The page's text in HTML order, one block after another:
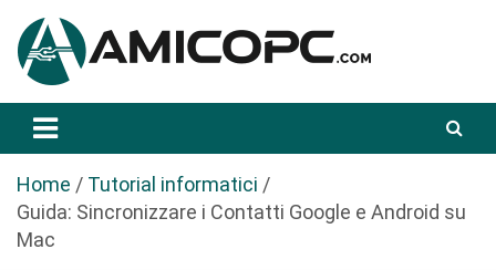
a
Amicopc.com
Home
Tutorial informatici
Guida: Sincronizzare i Contatti Google e Android su
Mac